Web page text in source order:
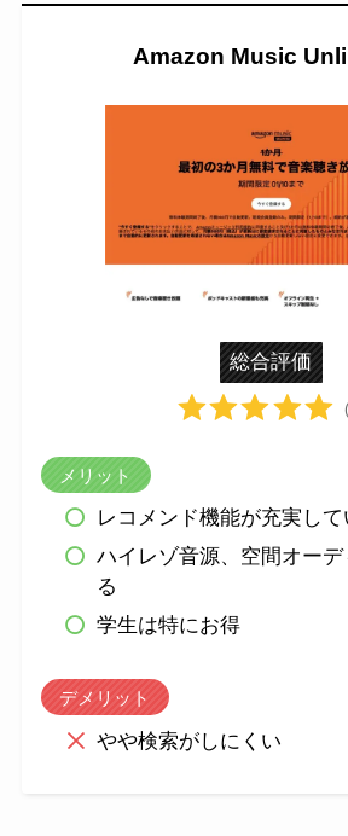
Amazon Music
総合評価
メリット
レコメンド機能が充実して
ハイレゾ音源、空間オーデ
る
学生は特にお得
デメリット
やや検索がしにくい